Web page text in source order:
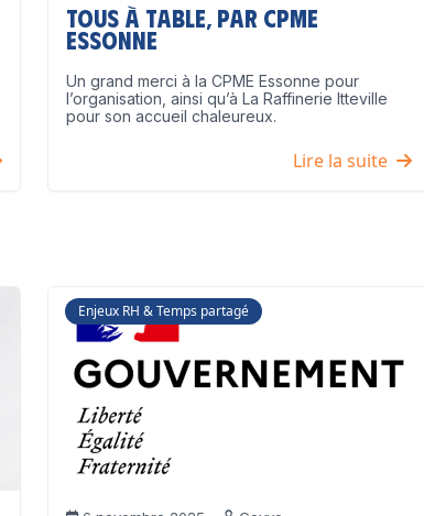
Tous à table, par CPME
Essonne
Un grand merci à la CPME Essonne pour
l’organisation, ainsi qu’à La Raffinerie Itteville
pour son accueil chaleureux.
Lire la suite
Enjeux RH & Temps partagé